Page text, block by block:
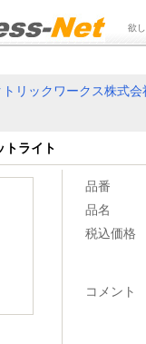
欲
リックワークス株式会
ライト
品番
品名
税込価格
コメント